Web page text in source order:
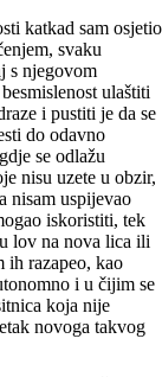
katkad sam osjetio
svaku
s njegovom
ulaštiti
i pustiti je da se
do odavno
se odlažu
nisu uzete u obzir,
nisam uspijevao
iskoristiti, tek
lov na nova lica ili
ih razapeo, kao
i u čijim se
koja nije
novoga takvog